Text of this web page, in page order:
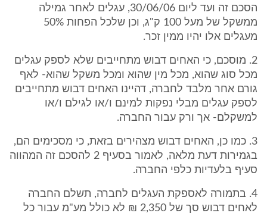
הסכם זה ועד ליום 30/06/06, עגלים לאחר גמילה
ממשקל של מעל 100 ק"ג, וכן שלכל הפחות 50%
מעגלים אלו יהיו ממין זכר.
2. מוסכם, כי האחים דבוש מתחייבים שלא לספק עגלים
מכל סוג שהוא, מכל מין שהוא ומכל משקל שהוא- לאף
גורם אחר מלבד לחברה, דהיינו האחים דבוש מתחייבים
לספק עגלים מבלי נפקות למינם ו/או לגילם ו/או
למשקלם- אך ורק עבור החברה.
3. כמו כן, האחים דבוש מצהירים בזאת, כי מסכימים הם,
בגמירות דעת מלאה, לאמור בסעיף 2 להסכם זה המהווה
סעיף בלעדיות כלפי החברה.
4. בתמורה לאספקת העגלים לחברה, תשלם החברה
לאחים דבוש סך של 2,350 ₪ לא כולל מע"מ עבור כל